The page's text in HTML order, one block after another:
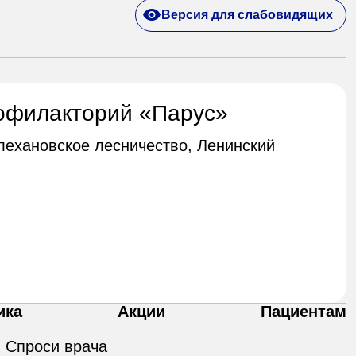
Версия для слабовидящих
«Парус»
лесничество, Ленинский
Акции
Пациентам
Спроси врача